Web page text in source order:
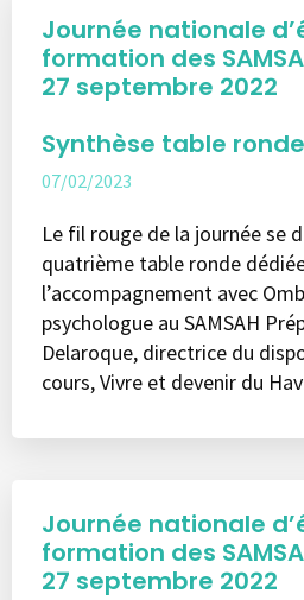
Journée nationale
formation des
27 septembre 2022
Synthèse table
07/02/2023
Le fil rouge de la journée se
quatrième table ronde
l’accompagnement avec
psychologue au SAMSAH
Delaroque, directrice du
cours, Vivre et devenir du
Journée nationale
formation des
27 septembre 2022